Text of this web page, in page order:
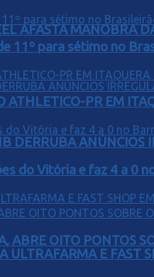
AFASTA MANOBRA
DERRUBA ANÚNCIOS
ULTRAFARMA E FAST
11º para sétimo no
ATHLETICO-PR EM
do Vitória e faz 4 a 0
ABRE OITO PONTOS